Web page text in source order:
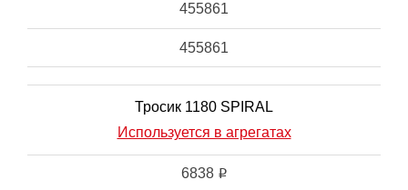
455861
455861
Тросик 1180 SPIRAL
Используется в агрегатах
6838 i